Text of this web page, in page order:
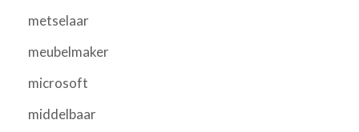
metselaar
meubelmaker
microsoft
middelbaar